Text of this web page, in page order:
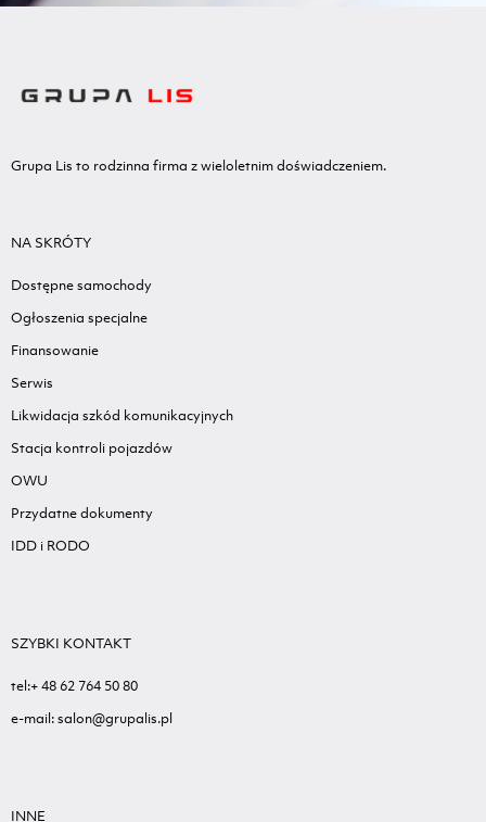
Grupa Lis to rodzinna firma z wieloletnim doświadczeniem.
NA SKRÓTY
Dostępne samochody
Ogłoszenia specjalne
Finansowanie
Serwis
Likwidacja szkód komunikacyjnych
Stacja kontroli pojazdów
OWU
Przydatne dokumenty
IDD i RODO
SZYBKI KONTAKT
tel:+ 48 62 764 50 80
e-mail: salon@grupalis.pl
INNE